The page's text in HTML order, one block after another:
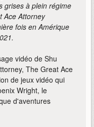
grises à plein régime
Ace Attorney
fois en Amérique
vidéo de Shu
The Great Ace
de jeux vidéo qui
Wright, le
d'aventures